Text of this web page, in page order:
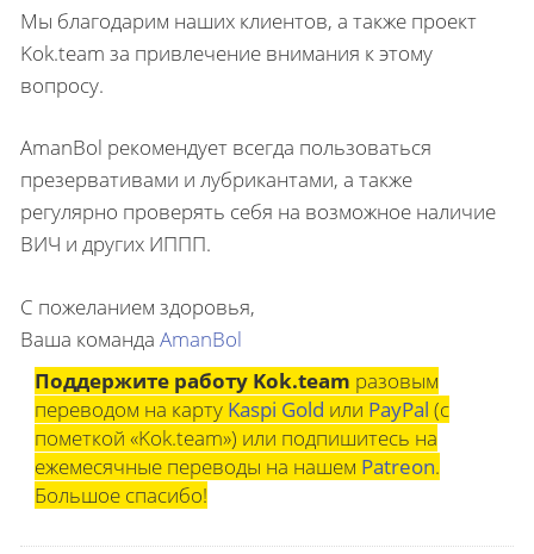
Мы благодарим наших клиентов, а также проект
Kok.team за привлечение внимания к этому
вопросу.
AmanBol рекомендует всегда пользоваться
презервативами и лубрикантами, а также
регулярно проверять себя на возможное наличие
ВИЧ и других ИППП.
С пожеланием здоровья,
Ваша команда AmanBol
Поддержите работу Kok.team разовым
переводом на карту Kaspi Gold или PayPal (с
пометкой «Kok.team») или подпишитесь на
ежемесячные переводы на нашем Patreon.
Большое спасибо!